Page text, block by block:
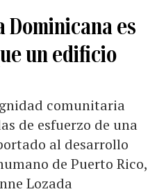
Dominicana es
un edificio
comunitaria
de esfuerzo de una
al desarrollo
de Puerto Rico,
Lozada